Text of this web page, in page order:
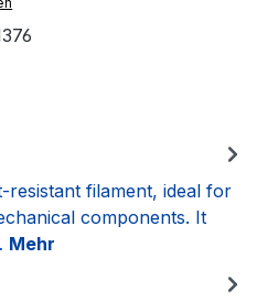
resistant filament, ideal for
components. It
Mehr